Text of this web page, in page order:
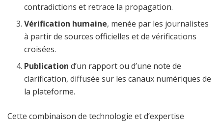
contradictions et retrace la propagation.
Vérification humaine, menée par les journalistes
à partir de sources officielles et de vérifications
croisées.
Publication d’un rapport ou d’une note de
clarification, diffusée sur les canaux numériques de
la plateforme.
Cette combinaison de technologie et d’expertise